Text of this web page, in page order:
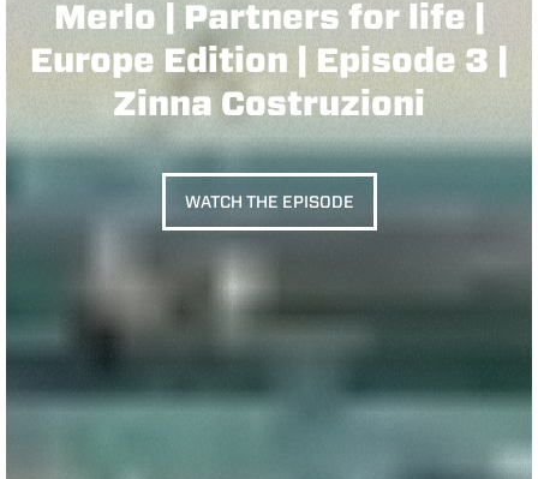
Merlo | Partners for life |
Europe Edition | Episode 3 |
Zinna Costruzioni
WATCH THE EPISODE